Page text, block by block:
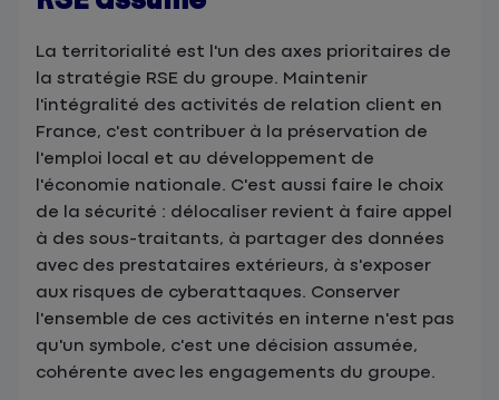
La territorialité est l'un des axes prioritaires de
la stratégie RSE du groupe. Maintenir
l'intégralité des activités de relation client en
France, c'est contribuer à la préservation de
l'emploi local et au développement de
l'économie nationale. C'est aussi faire le choix
de la sécurité : délocaliser revient à faire appel
à des sous-traitants, à partager des données
avec des prestataires extérieurs, à s'exposer
aux risques de cyberattaques. Conserver
l'ensemble de ces activités en interne n'est pas
qu'un symbole, c'est une décision assumée,
cohérente avec les engagements du groupe.